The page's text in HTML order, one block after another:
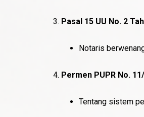
Pasal 15 UU No. 2
Notaris
Permen PUPR No.
Tentang sistem